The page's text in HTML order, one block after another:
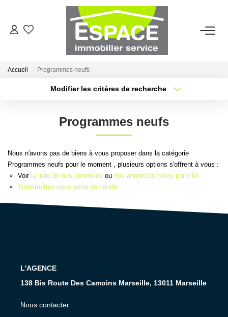
VENTES
AGENCE
Accueil Programmes neufs
Modifier les critères de recherche
Budget max Plus de critères
Programmes neufs
Nous n'avons pas de biens à vous proposer dans la catégorie
Programmes neufs pour le moment , plusieurs options s'offrent à vous :
Voir la liste de nos annonces ou nos annonces triées par ville.
Transmettez-nous votre demande
L'AGENCE
138 Bis Route Des Camoins Marseille, 13011 Marseille
Nous contacter